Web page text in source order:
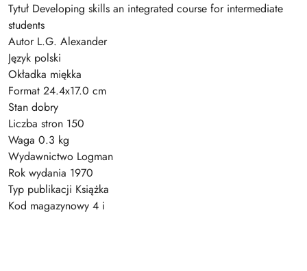
Tytuł Developing skills an integrated course for intermediate
students
Autor L.G. Alexander
Język polski
Okładka miękka
Format 24.4x17.0 cm
Stan dobry
Liczba stron 150
Waga 0.3 kg
Wydawnictwo Logman
Rok wydania 1970
Typ publikacji Książka
Kod magazynowy 4 i